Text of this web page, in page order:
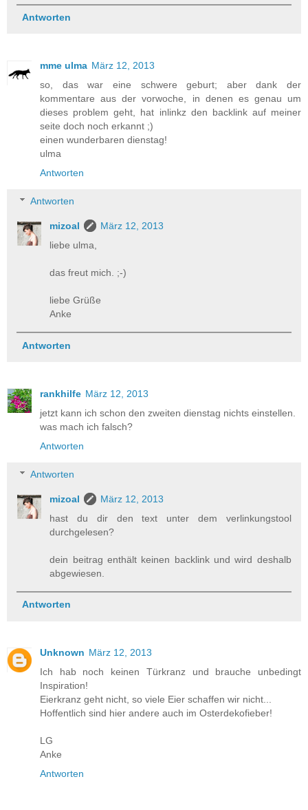
Antworten
mme ulma März 12, 2013
so, das war eine schwere geburt; aber dank der
kommentare aus der vorwoche, in denen es genau um
dieses problem geht, hat inlinkz den backlink auf meiner
seite doch noch erkannt ;)
einen wunderbaren dienstag!
ulma
Antworten
Antworten
mizoal
März 12, 2013
liebe ulma,
das freut mich. ;-)
liebe Grüße
Anke
Antworten
rankhilfe März 12, 2013
jetzt kann ich schon den zweiten dienstag nichts einstellen.
was mach ich falsch?
Antworten
Antworten
mizoal
März 12, 2013
hast du dir den text unter dem verlinkungstool
durchgelesen?
dein beitrag enthält keinen backlink und wird deshalb
abgewiesen.
Antworten
Unknown März 12, 2013
Ich hab noch keinen Türkranz und brauche unbedingt
Inspiration!
Eierkranz geht nicht, so viele Eier schaffen wir nicht...
Hoffentlich sind hier andere auch im Osterdekofieber!
LG
Anke
Antworten